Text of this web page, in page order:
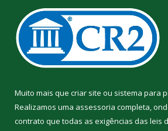
Muito mais que criar site ou sistema para
Realizamos uma assessoria completa,
contrato que todas as exigências das leis